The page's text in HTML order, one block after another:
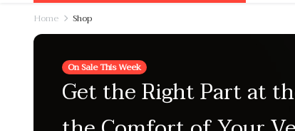
Home Shop
On Sale This Week
Get the Right Part at